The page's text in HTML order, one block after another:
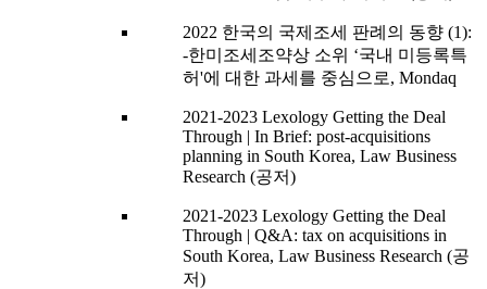
2022 한국의 국제조세 판례의 동향 (1):
-한미조세조약상 소위 ‘국내 미등록특
허'에 대한 과세를 중심으로, Mondaq
2021-2023 Lexology Getting the Deal
Through | In Brief: post-acquisitions
planning in South Korea, Law Business
Research (공저)
2021-2023 Lexology Getting the Deal
Through | Q&A: tax on acquisitions in
South Korea, Law Business Research (공
저)